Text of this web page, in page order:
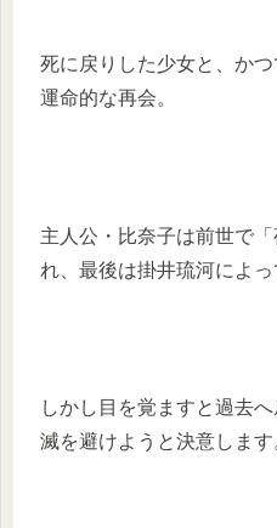
死に戻りした少女と、か
運命的な再会。
主人公・比奈子は前世で
れ、最後は掛井琉河によっ
しかし目を覚ますと過去
滅を避けようと決意します